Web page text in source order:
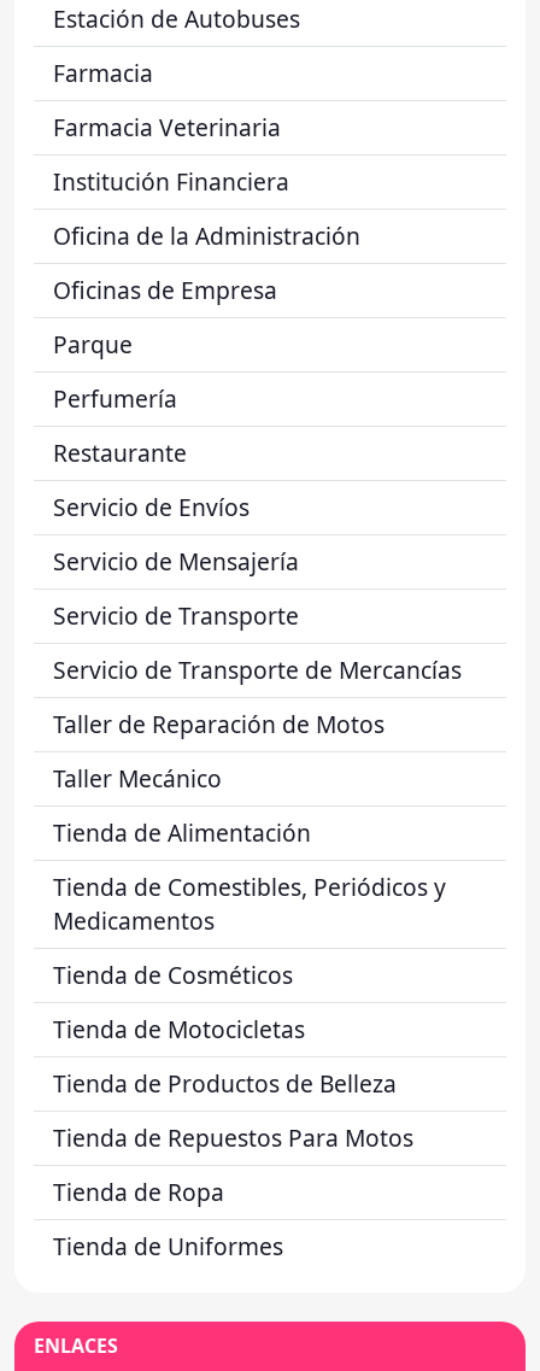
Estación de Autobuses
Farmacia
Farmacia Veterinaria
Institución Financiera
Oficina de la Administración
Oficinas de Empresa
Parque
Perfumería
Restaurante
Servicio de Envíos
Servicio de Mensajería
Servicio de Transporte
Servicio de Transporte de Mercancías
Taller de Reparación de Motos
Taller Mecánico
Tienda de Alimentación
Tienda de Comestibles, Periódicos y
Medicamentos
Tienda de Cosméticos
Tienda de Motocicletas
Tienda de Productos de Belleza
Tienda de Repuestos Para Motos
Tienda de Ropa
Tienda de Uniformes
ENLACES